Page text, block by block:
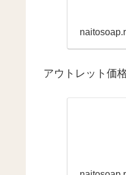
アウトレット価